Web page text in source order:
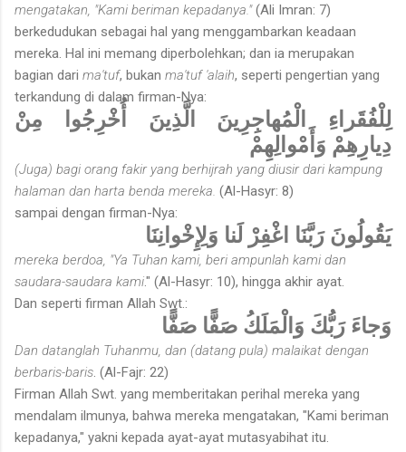
mengatakan, "Kami beriman kepadanya."(Ali Imran: 7)
berkedudukan sebagai hal yang menggambarkan keadaan
mereka. Hal ini memang diperbolehkan; dan ia merupakan
bagian dari ma'tuf, bukan ma'tuf 'alaih, seperti pengertian yang
terkandung di dalam firman-Nya:
لِلْفُقَراءِ الْمُهاجِرِينَ الَّذِينَ أُخْرِجُوا مِنْ
دِيارِهِمْ وَأَمْوالِهِمْ
(Juga) bagi orang fakir yang berhijrah yang diusir dari kampung
halaman dan harta benda mereka. (Al-Hasyr: 8)
sampai dengan firman-Nya:
يَقُولُونَ رَبَّنَا اغْفِرْ لَنا وَلِإِخْوانِنَا
mereka berdoa, "Ya Tuhan kami, beri ampunlah kami dan
saudara-saudara kami." (Al-Hasyr: 10), hingga akhir ayat.
Dan seperti firman Allah Swt.:
وَجاءَ رَبُّكَ وَالْمَلَكُ صَفًّا صَفًّا
Dan datanglah Tuhanmu, dan (datang pula) malaikat dengan
berbaris-baris . (Al-Fajr: 22)
Firman Allah Swt. yang memberitakan perihal mereka yang
mendalam ilmunya, bahwa mereka mengatakan, "Kami beriman
kepadanya," yakni kepada ayat-ayat mutasyabihat itu.